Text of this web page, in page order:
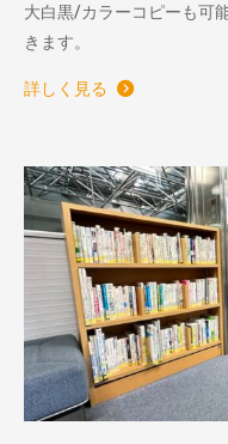
大白黒/カラーコピーも可
きます。
詳しく見る